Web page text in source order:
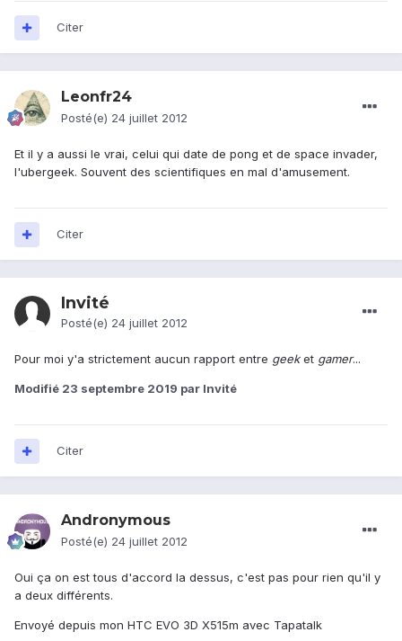
Citer
Leonfr24
Posté(e) 24 juillet 2012
Et il y a aussi le vrai, celui qui date de pong et de space invader,
l'ubergeek. Souvent des scientifiques en mal d'amusement.
Citer
Invité
Posté(e) 24 juillet 2012
Pour moi y'a strictement aucun rapport entre geeket gamer...
Modifié 23 septembre 2019 par Invité
Citer
Andronymous
Posté(e) 24 juillet 2012
Oui ça on est tous d'accord la dessus, c'est pas pour rien qu'il y
a deux différents.
Envoyé depuis mon HTC EVO 3D X515m avec Tapatalk